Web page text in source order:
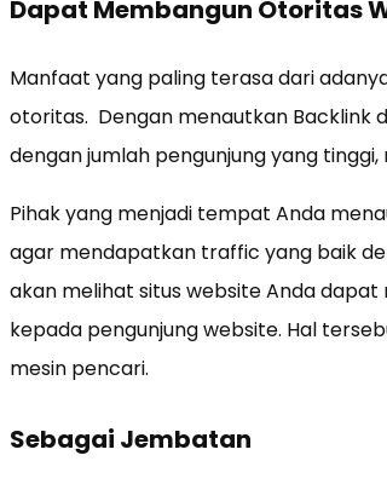
Dapat Membangun Otoritas
Manfaat yang paling terasa dari
otoritas. Dengan menautkan Backlink
dengan jumlah pengunjung yang
Pihak yang menjadi tempat Anda
agar mendapatkan traffic yang baik
akan melihat situs website Anda
kepada pengunjung website. Hal
mesin pencari.
Sebagai Jembatan